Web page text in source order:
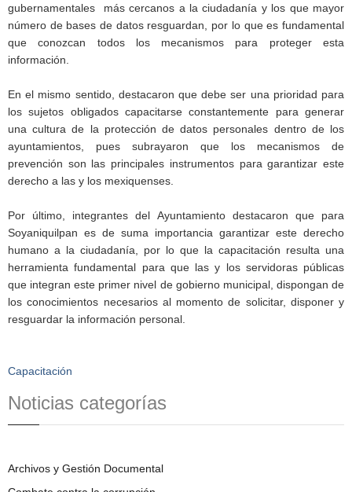
gubernamentales más cercanos a la ciudadanía y los que mayor
número de bases de datos resguardan, por lo que es fundamental
que conozcan todos los mecanismos para proteger esta
información.
En el mismo sentido, destacaron que debe ser una prioridad para
los sujetos obligados capacitarse constantemente para generar
una cultura de la protección de datos personales dentro de los
ayuntamientos, pues subrayaron que los mecanismos de
prevención son las principales instrumentos para garantizar este
derecho a las y los mexiquenses.
Por último, integrantes del Ayuntamiento destacaron que para
Soyaniquilpan es de suma importancia garantizar este derecho
humano a la ciudadanía, por lo que la capacitación resulta una
herramienta fundamental para que las y los servidoras públicas
que integran este primer nivel de gobierno municipal, dispongan de
los conocimientos necesarios al momento de solicitar, disponer y
resguardar la información personal.
Capacitación
Noticias categorías
Archivos y Gestión Documental